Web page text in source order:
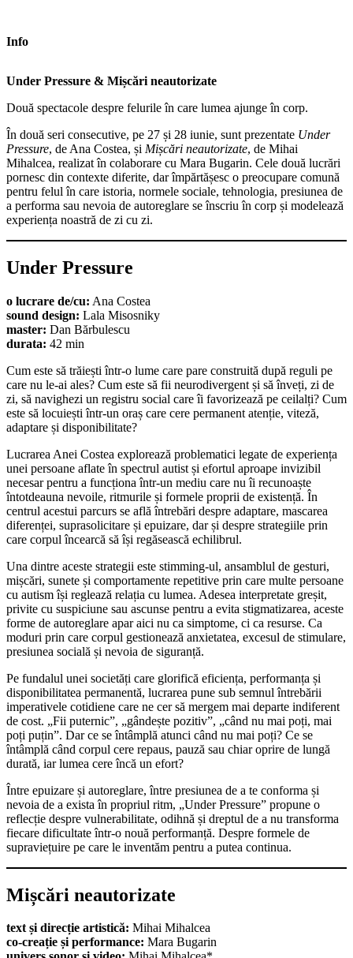
Info
Under Pressure & Mișcări neautorizate
Două spectacole despre felurile în care lumea ajunge în corp.
În două seri consecutive, pe 27 și 28 iunie, sunt prezentate Under
Pressure, de Ana Costea, și Mișcări neautorizate, de Mihai
Mihalcea, realizat în colaborare cu Mara Bugarin. Cele două lucrări
pornesc din contexte diferite, dar împărtășesc o preocupare comună
pentru felul în care istoria, normele sociale, tehnologia, presiunea de
a performa sau nevoia de autoreglare se înscriu în corp și modelează
experiența noastră de zi cu zi.
Under Pressure
o lucrare de/cu: Ana Costea
sound design: Lala Misosniky
master: Dan Bărbulescu
durata: 42 min
Cum este să trăiești într-o lume care pare construită după reguli pe
care nu le-ai ales? Cum este să fii neurodivergent și să înveți, zi de
zi, să navighezi un registru social care îi favorizează pe ceilalți? Cum
este să locuiești într-un oraș care cere permanent atenție, viteză,
adaptare și disponibilitate?
Lucrarea Anei Costea explorează problematici legate de experiența
unei persoane aflate în spectrul autist și efortul aproape invizibil
necesar pentru a funcționa într-un mediu care nu îi recunoaște
întotdeauna nevoile, ritmurile și formele proprii de existență. În
centrul acestui parcurs se află întrebări despre adaptare, mascarea
diferenței, suprasolicitare și epuizare, dar și despre strategiile prin
care corpul încearcă să își regăsească echilibrul.
Una dintre aceste strategii este stimming-ul, ansamblul de gesturi,
mișcări, sunete și comportamente repetitive prin care multe persoane
cu autism își reglează relația cu lumea. Adesea interpretate greșit,
privite cu suspiciune sau ascunse pentru a evita stigmatizarea, aceste
forme de autoreglare apar aici nu ca simptome, ci ca resurse. Ca
moduri prin care corpul gestionează anxietatea, excesul de stimulare,
presiunea socială și nevoia de siguranță.
Pe fundalul unei societăți care glorifică eficiența, performanța și
disponibilitatea permanentă, lucrarea pune sub semnul întrebării
imperativele cotidiene care ne cer să mergem mai departe indiferent
de cost. „Fii puternic”, „gândește pozitiv”, „când nu mai poți, mai
poți puțin”. Dar ce se întâmplă atunci când nu mai poți? Ce se
întâmplă când corpul cere repaus, pauză sau chiar oprire de lungă
durată, iar lumea cere încă un efort?
Între epuizare și autoreglare, între presiunea de a te conforma și
nevoia de a exista în propriul ritm, „Under Pressure” propune o
reflecție despre vulnerabilitate, odihnă și dreptul de a nu transforma
fiecare dificultate într-o nouă performanță. Despre formele de
supraviețuire pe care le inventăm pentru a putea continua.
Mișcări neautorizate
text și direcție artistică: Mihai Mihalcea
co-creație și performance: Mara Bugarin